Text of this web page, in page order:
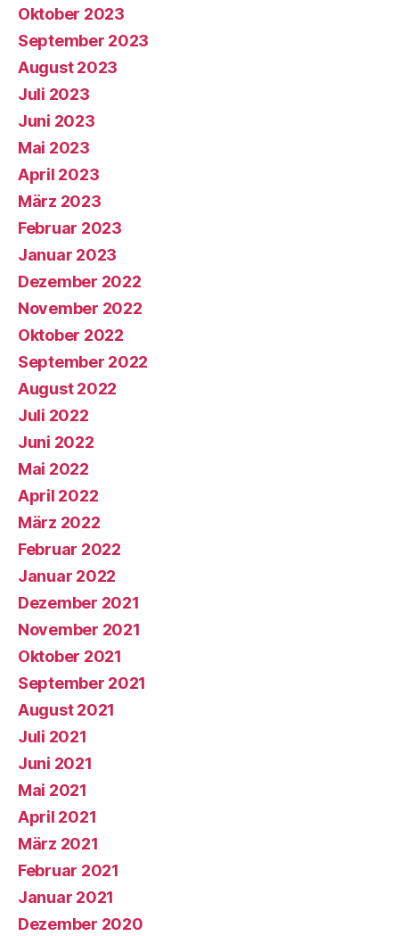
Oktober 2023
September 2023
August 2023
Juli 2023
Juni 2023
Mai 2023
April 2023
März 2023
Februar 2023
Januar 2023
Dezember 2022
November 2022
Oktober 2022
September 2022
August 2022
Juli 2022
Juni 2022
Mai 2022
April 2022
März 2022
Februar 2022
Januar 2022
Dezember 2021
November 2021
Oktober 2021
September 2021
August 2021
Juli 2021
Juni 2021
Mai 2021
April 2021
März 2021
Februar 2021
Januar 2021
Dezember 2020